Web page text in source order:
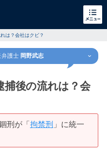
は？会社はクビ？
弁護士 岡野武志
後の流れは？会
刑が「 拘禁刑 」に統一